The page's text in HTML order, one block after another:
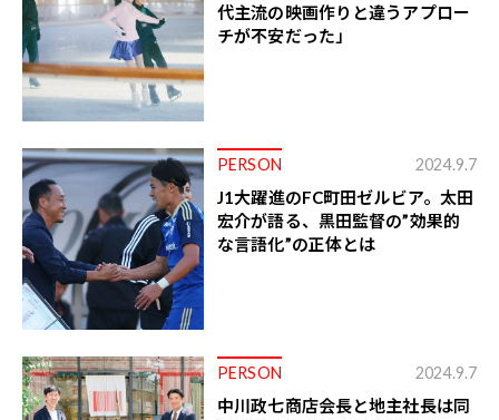
代主流の映画作りと違うアプロー
チが不安だった」
PERSON 2024.9.7
J1大躍進のFC町田ゼルビア。太田
宏介が語る、黒田監督の”効果的
な言語化”の正体とは
PERSON 2024.9.7
中川政七商店会長と地主社長は同